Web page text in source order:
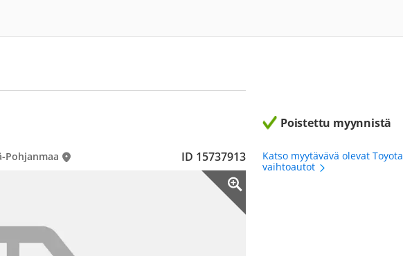
Pohjanmaa ID 15737913
Poistettu myynnistä
Katso myytävävä olevat
vaihtoautot